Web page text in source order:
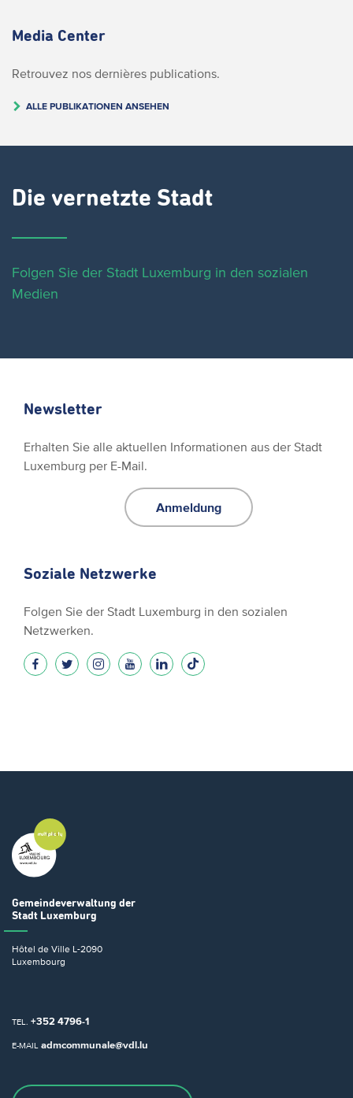
Media Center
Retrouvez nos dernières publications.
ALLE PUBLIKATIONEN ANSEHEN
Die vernetzte Stadt
Folgen Sie der Stadt Luxemburg in den sozialen
Medien
Newsletter
Erhalten Sie alle aktuellen Informationen aus der Stadt
Luxemburg per E-Mail.
Anmeldung
Soziale Netzwerke
Folgen Sie der Stadt Luxemburg in den sozialen
Netzwerken.
Gemeindeverwaltung der
Stadt Luxemburg
Hôtel de Ville L-2090
Luxembourg
TEL. +352 4796-1
E-MAIL admcommunale@vdl.lu